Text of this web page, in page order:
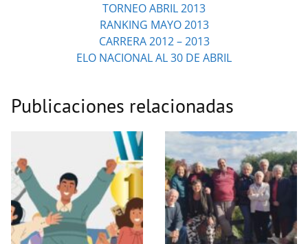
TORNEO ABRIL 2013
RANKING MAYO 2013
CARRERA 2012 – 2013
ELO NACIONAL AL 30 DE ABRIL
Publicaciones relacionadas